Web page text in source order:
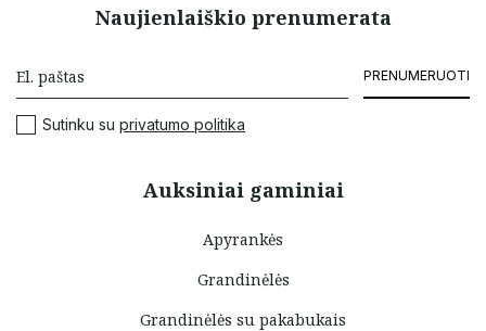
Auksiniai gaminiai
Apyrankės
Grandinėlės
Grandinėlės su pakabukais
Naujienlaiškio prenumerata
PRENUMERUOTI
Sutinku su privatumo politika